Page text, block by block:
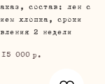
состав: лен с
хлопка, сроки
2 недели
15 000 р.